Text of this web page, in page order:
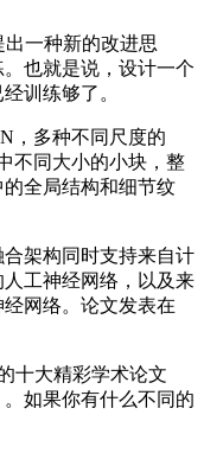
一种新的改进思
也就是说，设计一个
训练够了。
多种不同尺度的
不同大小的小块，整
全局结构和细节纹
架构同时支持来自计
工神经网络，以及来
网络。论文发表在
大精彩学术论文
。如果你有什么不同的